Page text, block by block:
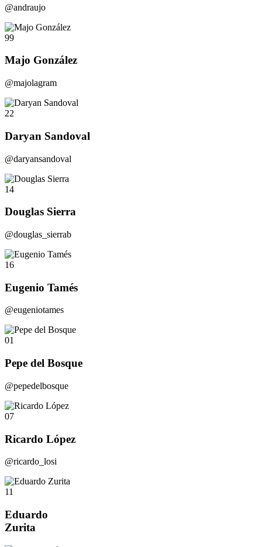
@andraujo
99
Majo González
@majolagram
22
Daryan Sandoval
@daryansandoval
14
Douglas Sierra
@douglas_sierrab
16
Eugenio Tamés
@eugeniotames
01
Pepe del Bosque
@pepedelbosque
07
Ricardo López
@ricardo_losi
11
Eduardo
Zurita